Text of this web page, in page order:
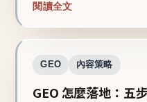
閱讀全文
GEO 內容策略
GEO 怎麼落地：五